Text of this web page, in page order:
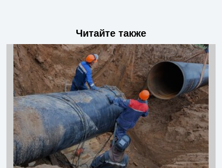
Читайте также